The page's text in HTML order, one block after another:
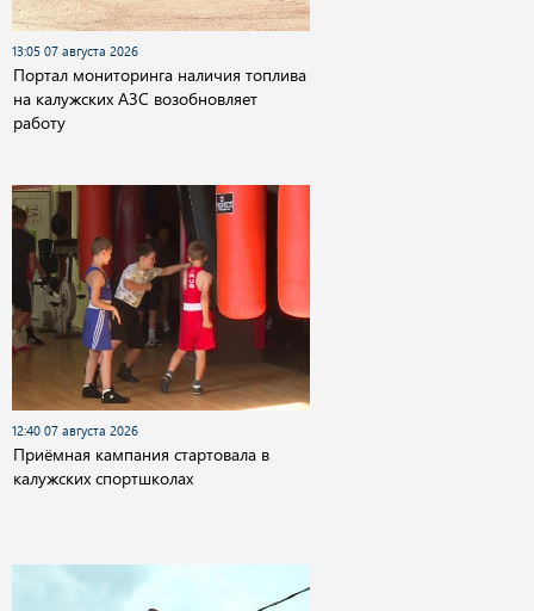
13:05 07 августа 2026
Портал мониторинга наличия топлива
на калужских АЗС возобновляет
работу
12:40 07 августа 2026
Приёмная кампания стартовала в
калужских спортшколах